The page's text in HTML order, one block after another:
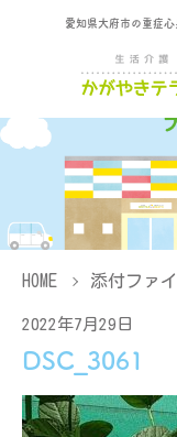
愛知県大府市の重症
HOME 添付ファ
2022年7月29日
DSC_3061